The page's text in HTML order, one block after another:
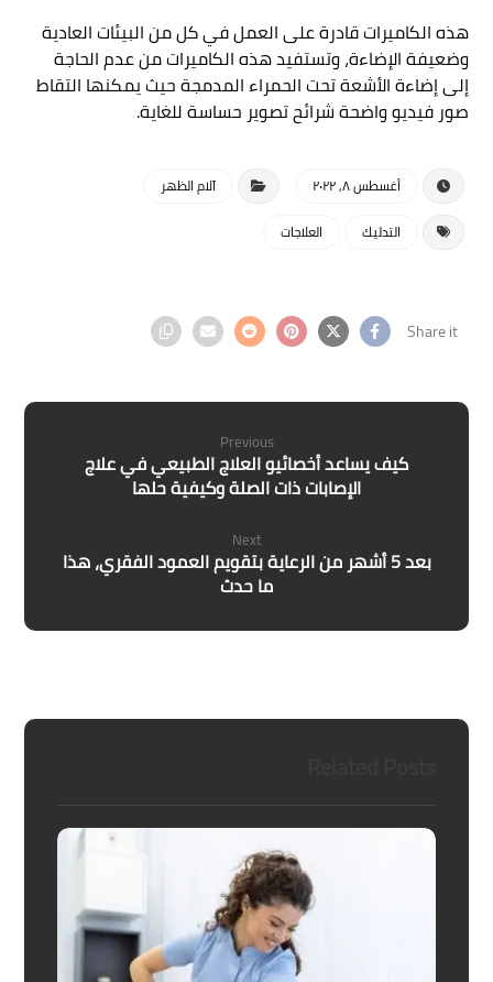
هذه الكاميرات قادرة على العمل في كل من البيئات العادية
وضعيفة الإضاءة، وتستفيد هذه الكاميرات من عدم الحاجة
إلى إضاءة الأشعة تحت الحمراء المدمجة حيث يمكنها التقاط
صور فيديو واضحة شرائح تصوير حساسة للغاية.
أغسطس ٨, ٢٠٢٢
آلام الظهر
التدليك
العلاجات
Previous
كيف يساعد أخصائيو العلاج الطبيعي في علاج
الإصابات ذات الصلة وكيفية حلها
Next
بعد 5 أشهر من الرعاية بتقويم العمود الفقري، هذا
ما حدث